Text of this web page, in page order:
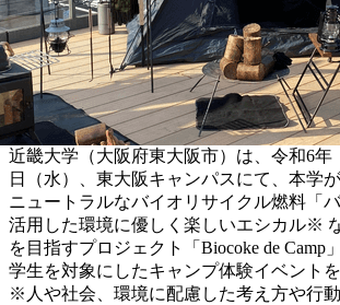
近畿大学（大阪府東大阪市）は、令和6年
日（水）、東大阪キャンパスにて、本学
ニュートラルなバイオリサイクル燃料「
活用した環境に優しく楽しいエシカル※
を目指すプロジェクト「Biocoke de Camp
学生を対象にしたキャンプ体験イベントを
※人や社会、環境に配慮した考え方や行動